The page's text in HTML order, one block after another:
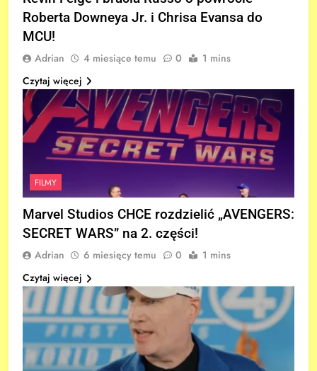
Roberta Downeya Jr. i Chrisa Evansa do
MCU!
Adrian 4 miesiące temu 0
1 mins
Czytaj więcej
FILMY
Marvel Studios CHCE rozdzielić „AVENGERS:
SECRET WARS” na 2. części!
Adrian 6 miesięcy temu 0
1 mins
Czytaj więcej